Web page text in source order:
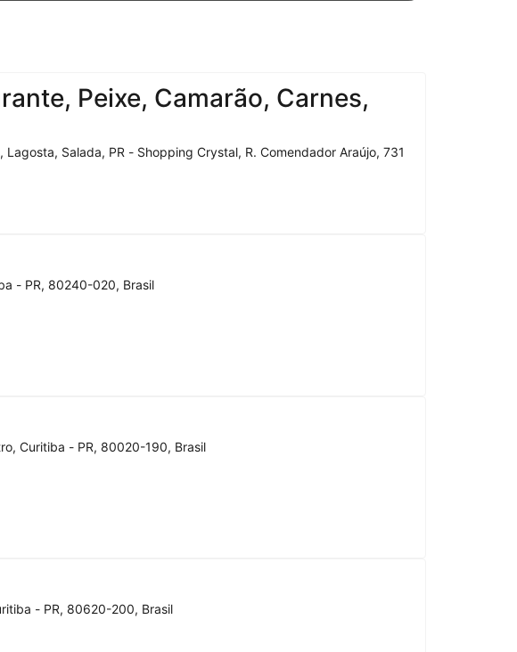
Peixe, Camarão, Carnes,
Salada, PR - Shopping Crystal, R. Comendador Araújo, 731
- PR, 80240-020, Brasil
Curitiba - PR, 80020-190, Brasil
- PR, 80620-200, Brasil